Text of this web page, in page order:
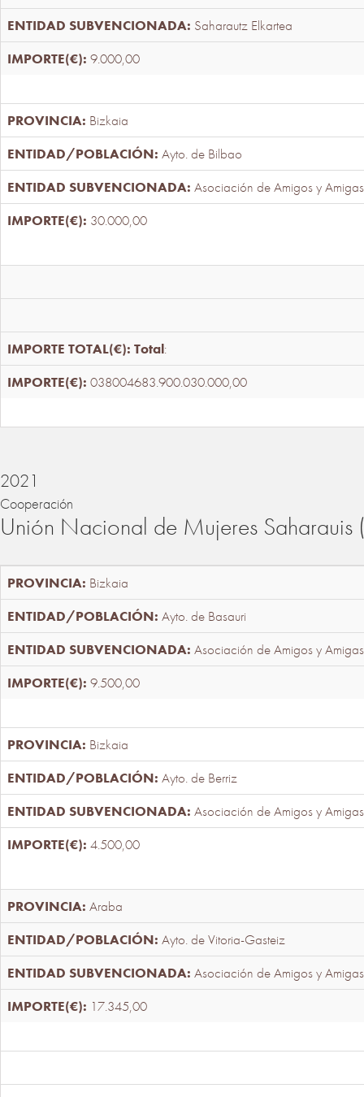
Saharautz Elkartea
9.000,00
Bizkaia
Ayto. de Bilbao
Asociación de Amigos y
30.000,00
Total:
038004683.900.030.000,00
2021
Cooperación
Unión Nacional de Mujeres
Bizkaia
Ayto. de Basauri
Asociación de Amigos y
9.500,00
Bizkaia
Ayto. de Berriz
Asociación de Amigos y
4.500,00
Araba
Ayto. de Vitoria-Gasteiz
Asociación de Amigos y
17.345,00